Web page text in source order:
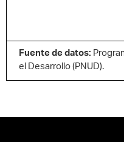
Fuente de datos:
el Desarrollo (PNUD).